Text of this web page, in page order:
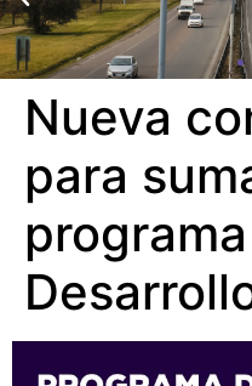
Nueva
para